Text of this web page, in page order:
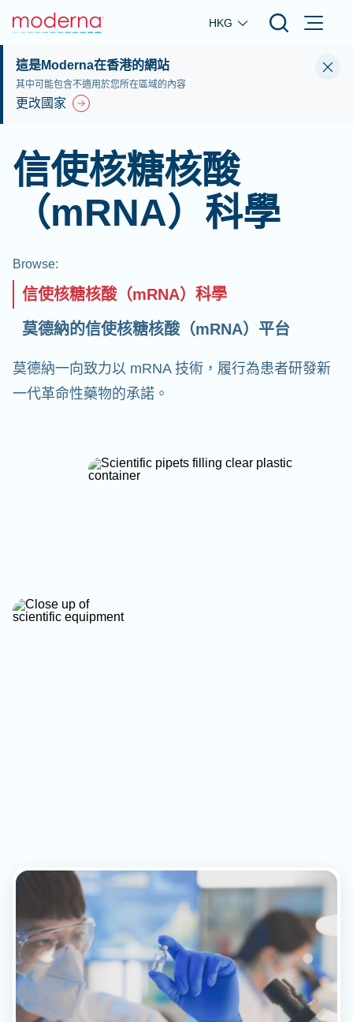
Skip to main content
HKG
這是Moderna在香港的網站
其中可能包含不適用於您所在區域的內容
更改國家
信使核糖核酸
（mRNA）科學
Browse:
信使核糖核酸（mRNA）科學
莫德納的信使核糖核酸（mRNA）平台
莫德納一向致力以 mRNA 技術，履行為患者研發新
一代革命性藥物的承諾。